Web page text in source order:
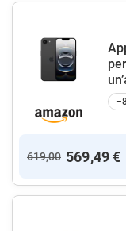
619,00 569,49 €